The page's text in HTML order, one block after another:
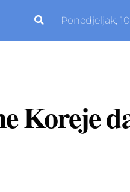
Ponedjeljak,
Koreje